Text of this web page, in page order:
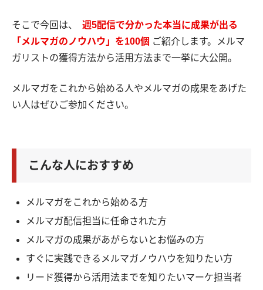
そこで今回は、
週5配信で分かった本当に成果が出る
「メルマガのノウハウ」を100個 ご紹介します。メルマ
ガリストの獲得方法から活用方法まで一挙に大公開。
メルマガをこれから始める人やメルマガの成果をあげた
い人はぜひご参加ください。
こんな人におすすめ
メルマガをこれから始める方
メルマガ配信担当に任命された方
メルマガの成果があがらないとお悩みの方
すぐに実践できるメルマガノウハウを知りたい方
リード獲得から活用法までを知りたいマーケ担当者